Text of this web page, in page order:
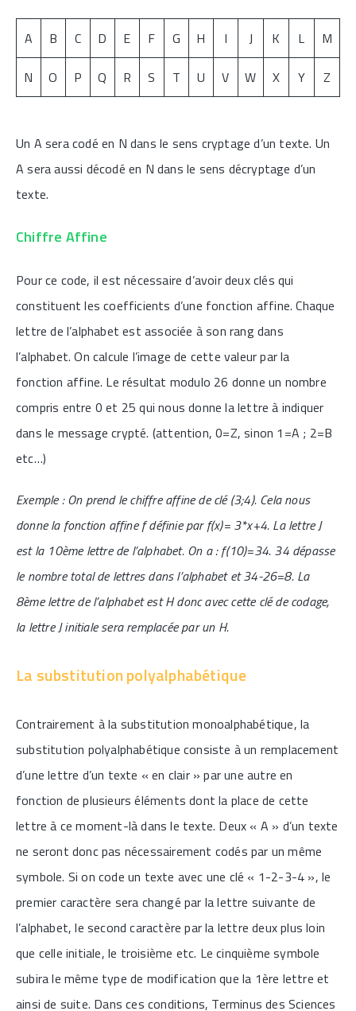
A B C D E F G H I J K L M
N O P Q R S T U V W X Y Z
Un A sera codé en N dans le sens cryptage d’un texte. Un
A sera aussi décodé en N dans le sens décryptage d’un
texte.
Chiffre Affine
Pour ce code, il est nécessaire d’avoir deux clés qui
constituent les coefficients d’une fonction affine. Chaque
lettre de l’alphabet est associée à son rang dans
l’alphabet. On calcule l’image de cette valeur par la
fonction affine. Le résultat modulo 26 donne un nombre
compris entre 0 et 25 qui nous donne la lettre à indiquer
dans le message crypté. (attention, 0=Z, sinon 1=A ; 2=B
etc…)
Exemple : On prend le chiffre affine de clé (3;4). Cela nous
donne la fonction affine f définie par f(x)= 3*x+4. La lettre J
est la 10ème lettre de l’alphabet. On a : f(10)=34. 34 dépasse
le nombre total de lettres dans l’alphabet et 34-26=8. La
8ème lettre de l’alphabet est H donc avec cette clé de codage,
la lettre J initiale sera remplacée par un H.
La substitution polyalphabétique
Contrairement à la substitution monoalphabétique, la
substitution polyalphabétique consiste à un remplacement
d’une lettre d’un texte « en clair » par une autre en
fonction de plusieurs éléments dont la place de cette
lettre à ce moment-là dans le texte. Deux « A » d’un texte
ne seront donc pas nécessairement codés par un même
symbole. Si on code un texte avec une clé « 1-2-3-4 », le
premier caractère sera changé par la lettre suivante de
l’alphabet, le second caractère par la lettre deux plus loin
que celle initiale, le troisième etc. Le cinquième symbole
subira le même type de modification que la 1ère lettre et
ainsi de suite. Dans ces conditions, Terminus des Sciences